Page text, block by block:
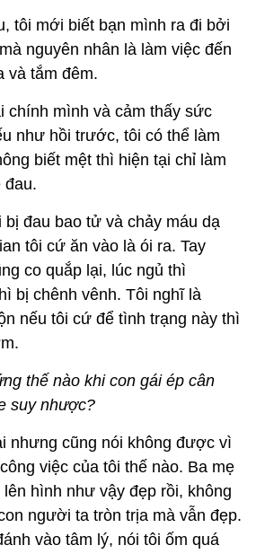
tôi mới biết bạn mình ra đi bởi
nguyên nhân là làm việc đến
và tắm đêm.
chính mình và cảm thấy sức
như hồi trước, tôi có thể làm
biết mệt thì hiện tại chỉ làm
đau.
bị đau bao tử và chảy máu dạ
tôi cứ ăn vào là ói ra. Tay
co quắp lại, lúc ngủ thì
bị chênh vênh. Tôi nghĩ là
nếu tôi cứ để tình trạng này thì
thế nào khi con gái ép cân
suy nhược?
nhưng cũng nói không được vì
việc của tôi thế nào. Ba mẹ
hình như vậy đẹp rồi, không
người ta tròn trịa mà vẫn đẹp.
vào tâm lý, nói tôi ốm quá